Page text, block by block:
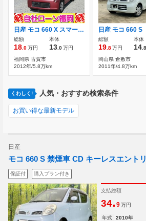
日産 モコ 660 X スマートキープッシュスタート盗難防止装置
総額
18.0万円
本体
13.0万円
福岡県 古賀市
2012年/5.8万km
日産 モコ 660 S
総額
19.8万円
本体
14.8
岡山県 倉敷市
2011年/4.8万km
くわしく! 人気・おすすめ検索条件
お買い得な最新モデル
日産
モコ 660 S 禁煙車 CD キーレスエント
保証付 購入プラン付き
支払総額
34.9 万円
年式 2010年